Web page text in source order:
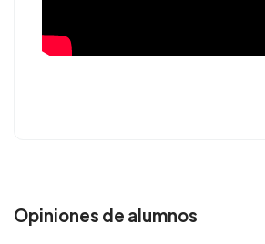
Opiniones de alumnos